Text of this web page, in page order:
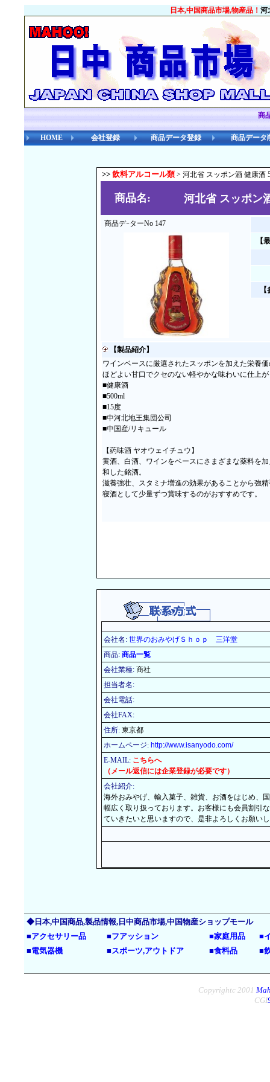
日本,中国商品市場,物産品！ 河
商
HOME 会社登録 商品データ登録 商品データ
>> 飲料アルコール類 > 河北省 スッポン酒 健康酒
商品名: 河北省 スッポン
商品デｰターNo 147
【
【製品紹介】
ワインベースに厳選されたスッポンを加えた栄養
ほどよい甘口でクセのない軽やかな味わいに仕上
■健康酒
■500ml
■15度
■中河北地王集団公司
■中国産/リキュール
【葯味酒 ヤオウェイチュウ】
黄酒、白酒、ワインをベースにさまざまな薬料を
和した銘酒。
滋養強壮、スタミナ増進の効果があることから強
寝酒として少量ずつ賞味するのがおすすめです。
会社名: 世界のおみやげＳｈｏｐ 三洋堂
商品: 商品一覧
会社業種: 商社
担当者名:
会社電話:
会社FAX:
住所: 東京都
ホームページ: http://www.isanyodo.com/
E-MAIL: こちらへ
（メール返信には企業登録が必要です）
会社紹介:
海外おみやげ、輸入菓子、雑貨、お酒をはじめ、
幅広く取り扱っております。お客様にも会員割引
ていきたいと思いますので、是非よろしくお願い
◆日本,中国商品,製品情報,日中商品市場,中国物産ショップモール
■アクセサリー品 ■フアッション ■家庭用品 ■
■電気器機 ■スポーツ,アウトドア ■食料品 ■
Copyrightc 2001
CGI